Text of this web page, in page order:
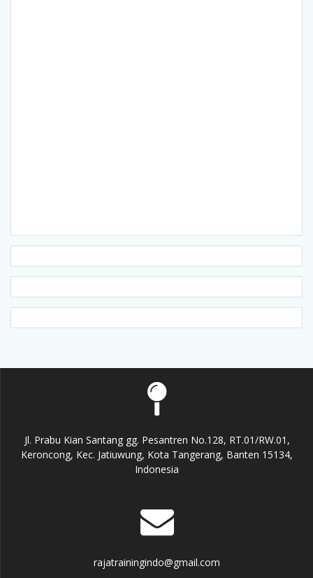
Jl. Prabu Kian Santang gg. Pesantren No.128, RT.01/RW.01,
Keroncong, Kec. Jatiuwung, Kota Tangerang, Banten 15134,
Indonesia
rajatrainingindo@gmail.com